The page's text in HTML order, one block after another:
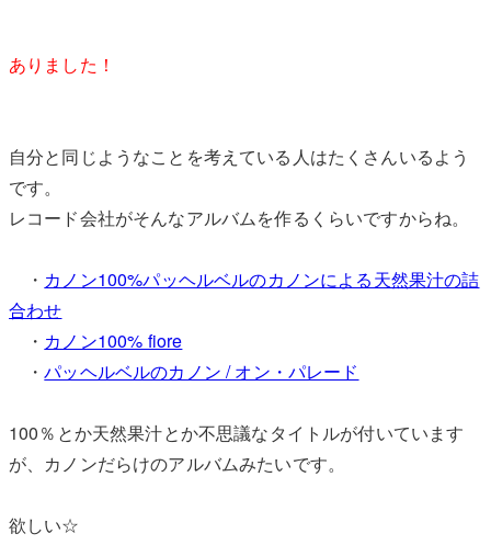
ありました！
自分と同じようなことを考えている人はたくさんいるよう
です。
レコード会社がそんなアルバムを作るくらいですからね。
・ カノン100%パッヘルベルのカノンによる天然果汁の詰
合わせ
・ カノン100% fiore
・パッヘルベルのカノン / オン・パレード
100％とか天然果汁とか不思議なタイトルが付いています
が、カノンだらけのアルバムみたいです。
欲しい☆